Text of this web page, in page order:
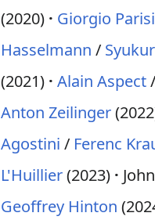
(2020)
Giorgio Parisi
Hasselmann /
(2021) Alain Aspect/
Anton Zeilinger
Agostini / Ferenc
L'Huillier(2023)
Geoffrey Hinton